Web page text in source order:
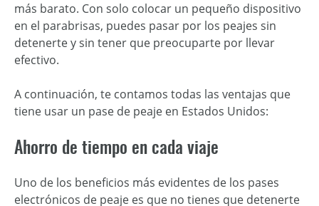
más barato. Con solo colocar un pequeño dispositivo
en el parabrisas, puedes pasar por los peajes sin
detenerte y sin tener que preocuparte por llevar
efectivo.
A continuación, te contamos todas las ventajas que
tiene usar un pase de peaje en Estados Unidos:
Ahorro de tiempo en cada viaje
Uno de los beneficios más evidentes de los pases
electrónicos de peaje es que no tienes que detenerte